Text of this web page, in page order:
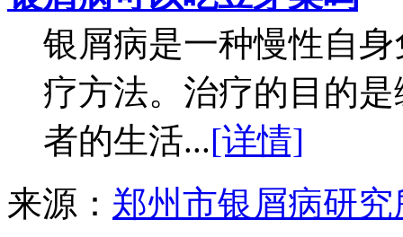
银屑病是一种慢性自
疗方法。治疗的目的
者的生活...[详情]
来源： 郑州市银屑病研究